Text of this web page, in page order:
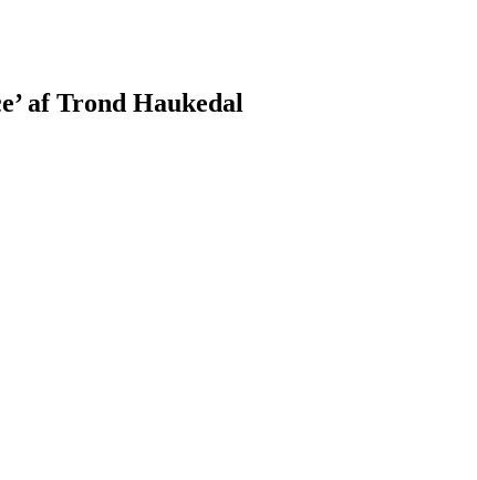
af Trond Haukedal